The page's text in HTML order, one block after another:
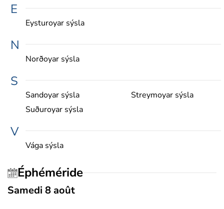
E
Eysturoyar sýsla
N
Norðoyar sýsla
S
Sandoyar sýsla
Streymoyar sýsla
Suðuroyar sýsla
V
Vága sýsla
Éphéméride
Samedi 8 août